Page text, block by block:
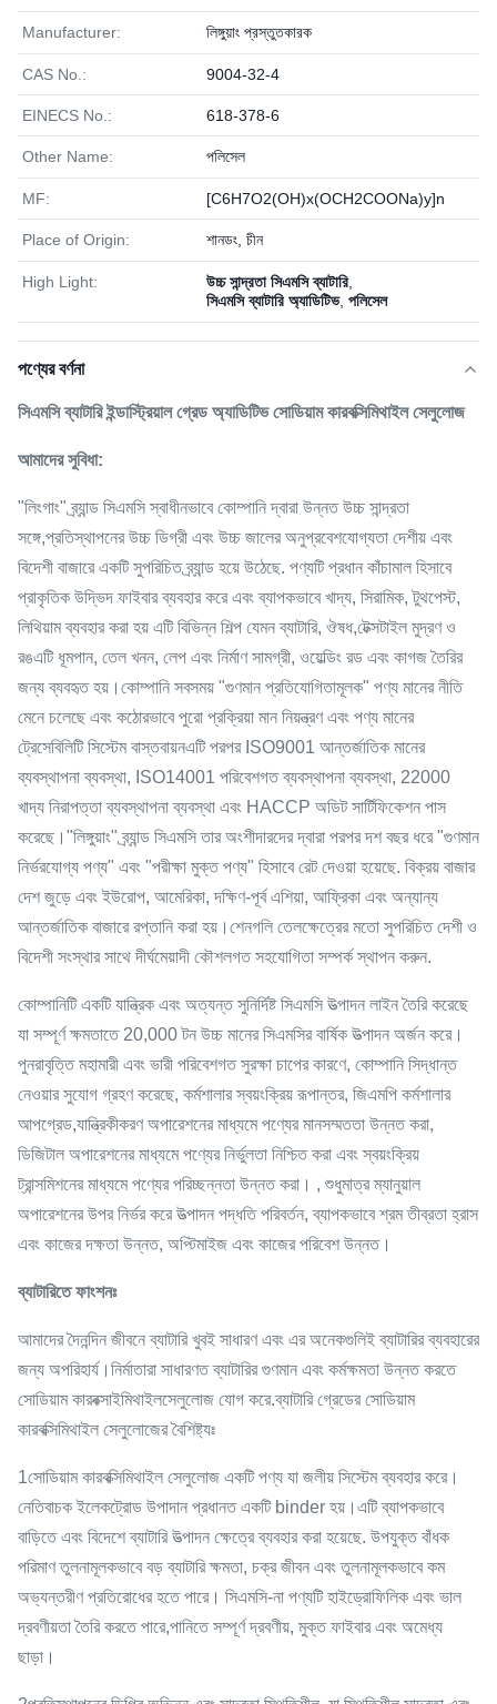
Manufacturer: লিঙ্গুয়াং প্রস্তুতকারক
CAS No.: 9004-32-4
EINECS No.: 618-378-6
Other Name: পলিসেল
MF: [C6H7O2(OH)x(OCH2COONa)y]n
Place of Origin: শানডং, চীন
High Light: উচ্চ সান্দ্রতা সিএমসি ব্যাটারি
সিএমসি ব্যাটারি অ্যাডিটিভ, পলিসেল
পণ্যের বর্ণনা
সিএমসি ব্যাটারি ইন্ডাস্ট্রিয়াল গ্রেড অ্যাডিটিভ সোডিয়াম কারবক্সিমিথাইল সেলুলোজ
আমাদের সুবিধা:
"লিংগাং" ব্র্যান্ড সিএমসি স্বাধীনভাবে কোম্পানি দ্বারা উন্নত উচ্চ সান্দ্রতা
সঙ্গে,প্রতিস্থাপনের উচ্চ ডিগ্রী এবং উচ্চ জালের অনুপ্রবেশযোগ্যতা দেশীয় এবং
বিদেশী বাজারে একটি সুপরিচিত ব্র্যান্ড হয়ে উঠেছে. পণ্যটি প্রধান কাঁচামাল হিসাবে
প্রাকৃতিক উদ্ভিদ ফাইবার ব্যবহার করে এবং ব্যাপকভাবে খাদ্য, সিরামিক, টুথপেস্ট,
লিথিয়াম ব্যবহার করা হয় এটি বিভিন্ন শিল্প যেমন ব্যাটারি, ঔষধ,টেক্সটাইল মুদ্রণ ও
রঙএটি ধূমপান, তেল খনন, লেপ এবং নির্মাণ সামগ্রী, ওয়েল্ডিং রড এবং কাগজ তৈরির
জন্য ব্যবহৃত হয়।কোম্পানি সবসময় "গুণমান প্রতিযোগিতামূলক" পণ্য মানের নীতি
মেনে চলেছে এবং কঠোরভাবে পুরো প্রক্রিয়া মান নিয়ন্ত্রণ এবং পণ্য মানের
ট্রেসেবিলিটি সিস্টেম বাস্তবায়নএটি পরপর ISO9001 আন্তর্জাতিক মানের
ব্যবস্থাপনা ব্যবস্থা, ISO14001 পরিবেশগত ব্যবস্থাপনা ব্যবস্থা, 22000
খাদ্য নিরাপত্তা ব্যবস্থাপনা ব্যবস্থা এবং HACCP অডিট সার্টিফিকেশন পাস
করেছে।"লিঙ্গুয়াং" ব্র্যান্ড সিএমসি তার অংশীদারদের দ্বারা পরপর দশ বছর ধরে "গুণমান
নির্ভরযোগ্য পণ্য" এবং "পরীক্ষা মুক্ত পণ্য" হিসাবে রেট দেওয়া হয়েছে. বিক্রয় বাজার
দেশ জুড়ে এবং ইউরোপ, আমেরিকা, দক্ষিণ-পূর্ব এশিয়া, আফ্রিকা এবং অন্যান্য
আন্তর্জাতিক বাজারে রপ্তানি করা হয়।শেনগলি তেলক্ষেত্রের মতো সুপরিচিত দেশী ও
বিদেশী সংস্থার সাথে দীর্ঘমেয়াদী কৌশলগত সহযোগিতা সম্পর্ক স্থাপন করুন.
কোম্পানিটি একটি যান্ত্রিক এবং অত্যন্ত সুনির্দিষ্ট সিএমসি উত্পাদন লাইন তৈরি করেছে
যা সম্পূর্ণ ক্ষমতাতে 20,000 টন উচ্চ মানের সিএমসির বার্ষিক উত্পাদন অর্জন করে।
পুনরাবৃত্তি মহামারী এবং ভারী পরিবেশগত সুরক্ষা চাপের কারণে, কোম্পানি সিদ্ধান্ত
নেওয়ার সুযোগ গ্রহণ করেছে, কর্মশালার স্বয়ংক্রিয় রূপান্তর, জিএমপি কর্মশালার
আপগ্রেড,যান্ত্রিকীকরণ অপারেশনের মাধ্যমে পণ্যের মানসম্মততা উন্নত করা,
ডিজিটাল অপারেশনের মাধ্যমে পণ্যের নির্ভুলতা নিশ্চিত করা এবং স্বয়ংক্রিয়
ট্রান্সমিশনের মাধ্যমে পণ্যের পরিচ্ছন্নতা উন্নত করা। , শুধুমাত্র ম্যানুয়াল
অপারেশনের উপর নির্ভর করে উত্পাদন পদ্ধতি পরিবর্তন, ব্যাপকভাবে শ্রম তীব্রতা হ্রাস
এবং কাজের দক্ষতা উন্নত, অপ্টিমাইজ এবং কাজের পরিবেশ উন্নত।
ব্যাটারিতে ফাংশনঃ
আমাদের দৈনন্দিন জীবনে ব্যাটারি খুবই সাধারণ এবং এর অনেকগুলিই ব্যাটারির ব্যবহারের
জন্য অপরিহার্য।নির্মাতারা সাধারণত ব্যাটারির গুণমান এবং কর্মক্ষমতা উন্নত করতে
সোডিয়াম কারবক্সাইমিথাইলসেলুলোজ যোগ করে.ব্যাটারি গ্রেডের সোডিয়াম
কারবক্সিমিথাইল সেলুলোজের বৈশিষ্ট্যঃ
1সোডিয়াম কারবক্সিমিথাইল সেলুলোজ একটি পণ্য যা জলীয় সিস্টেম ব্যবহার করে।
নেতিবাচক ইলেকট্রোড উপাদান প্রধানত একটি binder হয়।এটি ব্যাপকভাবে
বাড়িতে এবং বিদেশে ব্যাটারি উত্পাদন ক্ষেত্রে ব্যবহার করা হয়েছে. উপযুক্ত বাঁধক
পরিমাণ তুলনামূলকভাবে বড় ব্যাটারি ক্ষমতা, চক্র জীবন এবং তুলনামূলকভাবে কম
অভ্যন্তরীণ প্রতিরোধের হতে পারে। সিএমসি-না পণ্যটি হাইড্রোফিলিক এবং ভাল
দ্রবণীয়তা তৈরি করতে পারে,পানিতে সম্পূর্ণ দ্রবণীয়, মুক্ত ফাইবার এবং অমেধ্য
ছাড়া।